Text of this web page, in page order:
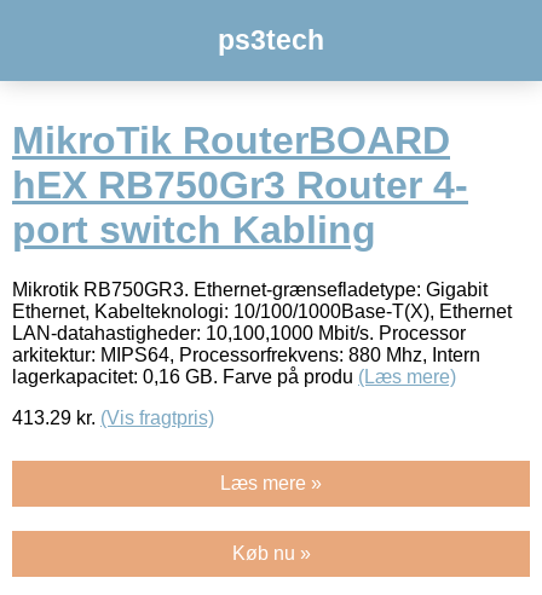
ps3tech
MikroTik RouterBOARD
hEX RB750Gr3 Router 4-
port switch Kabling
Mikrotik RB750GR3. Ethernet-grænsefladetype: Gigabit
Ethernet, Kabelteknologi: 10/100/1000Base-T(X), Ethernet
LAN-datahastigheder: 10,100,1000 Mbit/s. Processor
arkitektur: MIPS64, Processorfrekvens: 880 Mhz, Intern
lagerkapacitet: 0,16 GB. Farve på produ (Læs mere)
413.29 kr. (Vis fragtpris)
Læs mere »
Køb nu »